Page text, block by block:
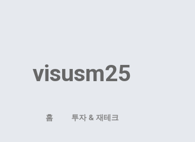
visusm25
홈 투자 & 재테크